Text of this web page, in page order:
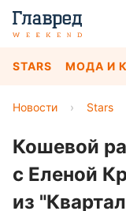
STARS МОДА И
Новости › Stars
Кошевой
с Еленой
из